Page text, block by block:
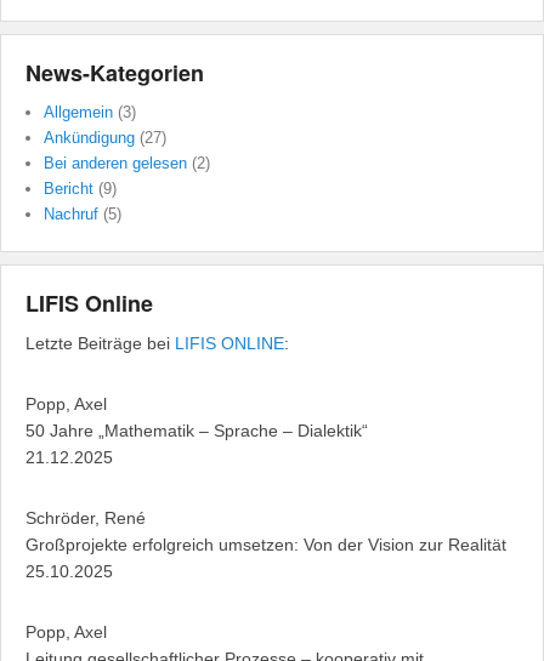
News-Kategorien
Allgemein (3)
Ankündigung (27)
Bei anderen gelesen (2)
Bericht (9)
Nachruf (5)
LIFIS Online
Letzte Beiträge bei LIFIS ONLINE:
Popp, Axel
50 Jahre „Mathematik – Sprache – Dialektik“
21.12.2025
Schröder, René
Großprojekte erfolgreich umsetzen: Von der Vision zur Realität
25.10.2025
Popp, Axel